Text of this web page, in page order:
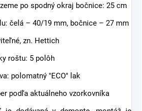
po spodný okraj bočnice: 25 cm
čelá – 40/19 mm, bočnice – 27 mm
zn. Hettich
roštu: 5 polôh
polomatný "ECO" lak
podľa aktuálneho vzorkovníka